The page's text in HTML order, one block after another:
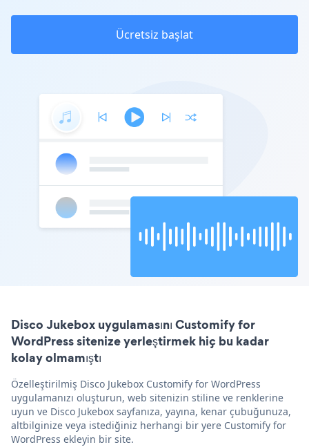
Ücretsiz başlat
Disco Jukebox uygulamasını Customify for
WordPress sitenize yerleştirmek hiç bu kadar
kolay olmamıştı
Özelleştirilmiş Disco Jukebox Customify for WordPress
uygulamanızı oluşturun, web sitenizin stiline ve renklerine
uyun ve Disco Jukebox sayfanıza, yayına, kenar çubuğunuza,
altbilginize veya istediğiniz herhangi bir yere Customify for
WordPress ekleyin bir site.